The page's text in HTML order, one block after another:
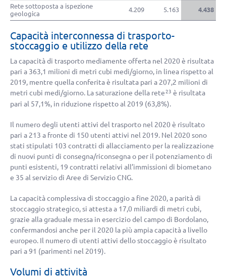
Rete sottoposta a ispezione
geologica
4.209 5.163 4.438
Capacità interconnessa di trasporto-
stoccaggio e utilizzo della rete
La capacità di trasporto mediamente offerta nel 2020 è risultata
pari a 363,1 milioni di metri cubi medi/giorno, in linea rispetto al
2019, mentre quella conferita è risultata pari a 207,2 milioni di
metri cubi medi/giorno. La saturazione della rete 23 è risultata
pari al 57,1%, in riduzione rispetto al 2019 (63,8%).
Il numero degli utenti attivi del trasporto nel 2020 è risultato
pari a 213 a fronte di 150 utenti attivi nel 2019. Nel 2020 sono
stati stipulati 103 contratti di allacciamento per la realizzazione
di nuovi punti di consegna/riconsegna o per il potenziamento di
punti esistenti, 19 contratti relativi all’immissioni di biometano
e 35 al servizio di Aree di Servizio CNG.
La capacità complessiva di stoccaggio a fine 2020, a parità di
stoccaggio strategico, si attesta a 17,0 miliardi di metri cubi,
grazie alla graduale messa in esercizio del campo di Bordolano,
confermandosi anche per il 2020 la più ampia capacità a livello
europeo. Il numero di utenti attivi dello stoccaggio è risultato
pari a 91 (parimenti nel 2019).
Volumi di attività